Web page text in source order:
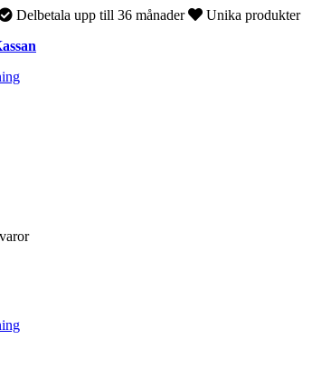
Delbetala upp till 36 månader Unika produkter